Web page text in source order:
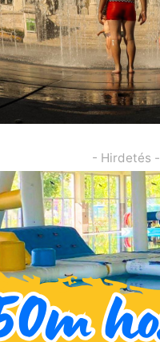
- Hirdetés -